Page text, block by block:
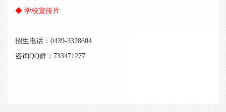
◆ 学校宣传片
招生电话：0439-3328604
咨询QQ群：733471277